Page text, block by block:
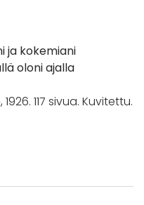
ja kokemiani
oloni ajalla
117 sivua. Kuvitettu.